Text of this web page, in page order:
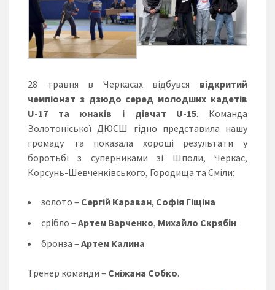
28 травня в Черкасах відбувся відкритий
чемпіонат з дзюдо серед молодших кадетів
U-17 та юнаків і дівчат U-15. Команда
Золотоніської ДЮСШ гідно представила нашу
громаду та показала хороші результати у
боротьбі з суперниками зі Шполи, Черкас,
Корсунь-Шевченківського, Городища та Сміли:
золото – Сергій Караван, Софія Гіщіна
срібло – Артем Варченко, Михайло Скрябін
бронза – Артем Калина
Тренер команди – Сніжана Собко.